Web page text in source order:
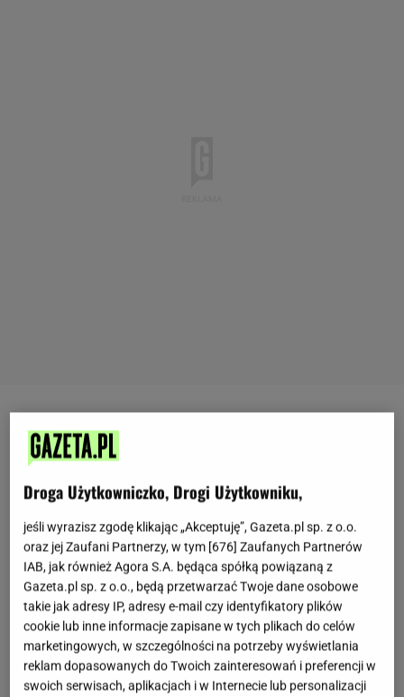
warzyw, które można wykorzystać na wiele
różyczki, warto zwrócić uwagę na liście, które
również są jadalne i pełne składników odżywczych.
Niestety rzadko trafiają na talerz, częściej kończą
jako odpad. A szkoda, bo odpowiednio
przygotowane potrafią zaskoczyć smakiem i
teksturą. Pieczone w piekarniku, stają się lekką,
chrupiącą i zdrową alternatywą dla tradycyjnych
chipsów. Ten prosty przepis pozwala ograniczyć
Droga Użytkowniczko, Drogi Użytkowniku,
jeśli wyrazisz zgodę klikając „Akceptuję”, Gazeta.pl sp. z o.o.
oraz jej Zaufani Partnerzy, w tym [676] Zaufanych Partnerów
IAB, jak również Agora S.A. będąca spółką powiązaną z
Gazeta.pl sp. z o.o., będą przetwarzać Twoje dane osobowe
takie jak adresy IP, adresy e-mail czy identyfikatory plików
cookie lub inne informacje zapisane w tych plikach do celów
marketingowych, w szczególności na potrzeby wyświetlania
reklam dopasowanych do Twoich zainteresowań i preferencji w
swoich serwisach, aplikacjach i w Internecie lub personalizacji